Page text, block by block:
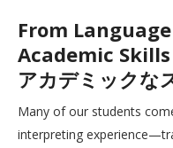
From
Academic Skills
アカデミックな
Many of our students
interpreting